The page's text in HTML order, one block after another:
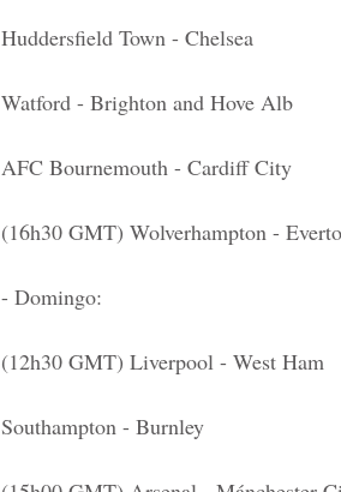
Huddersfield Town - Chelsea
Watford - Brighton and Hove Alb
AFC Bournemouth - Cardiff City
(16h30 GMT) Wolverhampton -
- Domingo:
(12h30 GMT) Liverpool - West Ham
Southampton - Burnley